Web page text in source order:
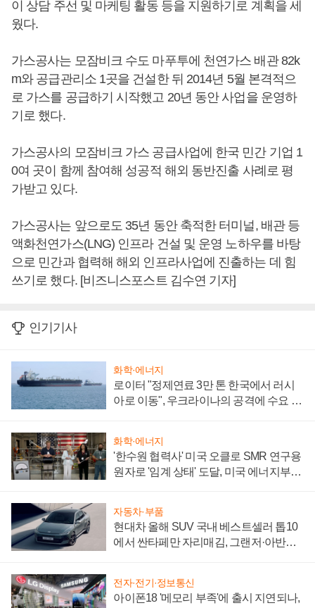
이 상담 주선 및 마케팅 활동 등을 지원하기로 계획을 세
웠다.
가스공사는 모잠비크 수도 마푸투에 천연가스 배관 82k
m와 공급관리소 1곳을 건설한 뒤 2014년 5월 본격적으
로 가스를 공급하기 시작했고 20년 동안 사업을 운영하
기로 했다.
가스공사의 모잠비크 가스 공급사업에 한국 민간 기업 1
0여 곳이 함께 참여해 성공적 해외 동반진출 사례로 평
가받고 있다.
가스공사는 앞으로도 35년 동안 축적한 터미널, 배관 등
액화천연가스(LNG) 인프라 건설 및 운영 노하우를 바탕
으로 민간과 협력해 해외 인프라사업에 진출하는 데 힘
쓰기로 했다. [비즈니스포스트 김수연 기자]
인기기사
화학·에너지
로이터 "정제연료 3만 톤 한국에서 러시
아로 이동", 우크라이나의 공격에 수요 늘
화학·에너지
'한수원 협력사' 미국 오클로 SMR 연구용
원자로 '임계 상태' 도달, 미국 에너지부
자동차·부품
현대차 올해 SUV 국내 베스트셀러 톱10
에서 싼타페만 자리매김, 그랜저·아반떼
전자·전기·정보통신
아이폰18 '메모리 부족'에 출시 지연되나,